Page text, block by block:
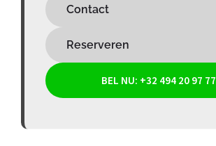
Contact
Reserveren
BEL NU: +32 494 20 97 77